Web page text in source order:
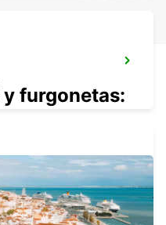
GARE DU
furgonetas: